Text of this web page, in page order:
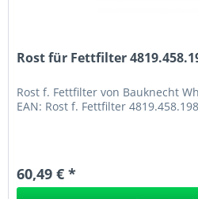
Rost für Fettfilter
Rost f. Fettfilter von Bauknecht
EAN: Rost f. Fettfilter
60,49 € *